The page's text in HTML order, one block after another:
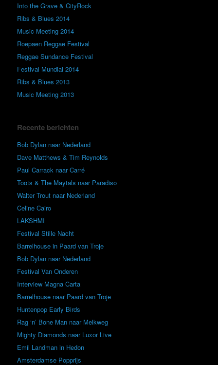
Into the Grave & CityRock
Ribs & Blues 2014
Music Meeting 2014
Roepaen Reggae Festival
Reggae Sundance Festival
Festival Mundial 2014
Ribs & Blues 2013
Music Meeting 2013
Recente berichten
Bob Dylan naar Nederland
Dave Matthews & Tim Reynolds
Paul Carrack naar Carré
Toots & The Maytals naar Paradiso
Walter Trout naar Nederland
Celine Cairo
LAKSHMI
Festival Stille Nacht
Barrelhouse in Paard van Troje
Bob Dylan naar Nederland
Festival Van Onderen
Interview Magna Carta
Barrelhouse naar Paard van Troje
Huntenpop Early Birds
Rag ‘n’ Bone Man naar Melkweg
Mighty Diamonds naar Luxor Live
Emil Landman in Hedon
Amsterdamse Popprijs